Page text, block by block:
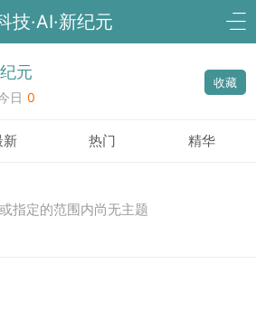
技·AI·新纪元
元
日 0
收藏
新 热门 精华
指定的范围内尚无主题